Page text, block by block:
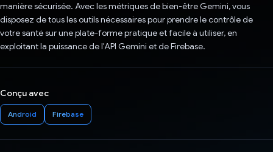
manière sécurisée. Avec les métriques de bien-être Gemini, vous
disposez de tous les outils nécessaires pour prendre le contrôle de
votre santé sur une plate-forme pratique et facile à utiliser, en
exploitant la puissance de l'API Gemini et de Firebase.
Conçu avec
Android Firebase